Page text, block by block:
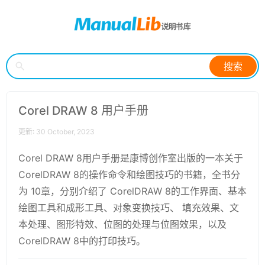
搜索
Corel DRAW 8 用户手册
更新: 30 October, 2023
Corel DRAW 8用户手册是康博创作室出版的一本关于
CorelDRAW 8的操作命令和绘图技巧的书籍，全书分
为 10章，分别介绍了 CorelDRAW 8的工作界面、基本
绘图工具和成形工具、对象变换技巧、 填充效果、文
本处理、图形特效、位图的处理与位图效果，以及
CorelDRAW 8中的打印技巧。